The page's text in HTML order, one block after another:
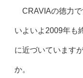
CRAVIAの徳力で
いよいよ2009年も
に近づいています
か。